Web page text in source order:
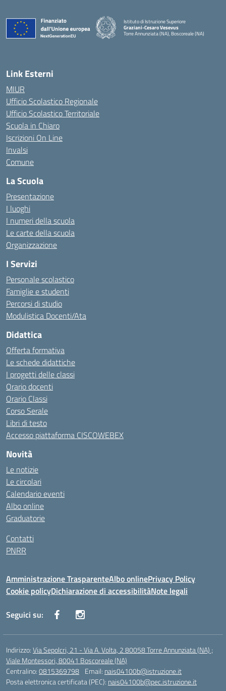
Istituto di Istruzione Superiore
Graziani-Cesaro Vesevus
Torre Annunziata (NA), Boscoreale (NA)
Link Esterni
MIUR
Ufficio Scolastico Regionale
Ufficio Scolastico Territoriale
Scuola in Chiaro
Iscrizioni On Line
Invalsi
Comune
La Scuola
Presentazione
I luoghi
I numeri della scuola
Le carte della scuola
Organizzazione
I Servizi
Personale scolastico
Famiglie e studenti
Percorsi di studio
Modulistica Docenti/Ata
Didattica
Offerta formativa
Le schede didattiche
I progetti delle classi
Orario docenti
Orario Classi
Corso Serale
Libri di testo
Accesso piattaforma CISCOWEBEX
Novità
Le notizie
Le circolari
Calendario eventi
Albo online
Graduatorie
Contatti
PNRR
Amministrazione TrasparenteAlbo onlinePrivacy Policy
Cookie policyDichiarazione di accessibilitàNote legali
Seguici su:
Indirizzo:Via Sepolcri, 21 - Via A. Volta, 2 80058 Torre Annunziata (NA) ;
Viale Montessori, 80041 Boscoreale (NA)
Centralino:0815369798 Email: nais04100b@istruzione.it
Posta elettronica certificata (PEC): nais04100b@pec.istruzione.it